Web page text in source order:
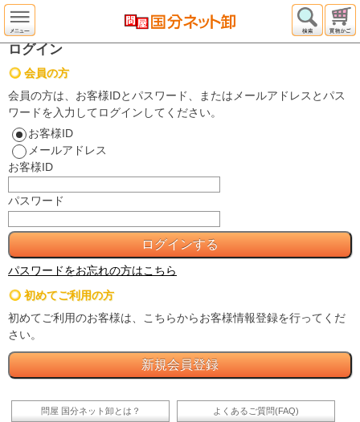
ログイン
会員の方
会員の方は、お客様IDとパスワード、またはメールアドレスとパス
ワードを入力してログインしてください。
お客様ID
メールアドレス
お客様ID
パスワード
パスワードをお忘れの方はこちら
初めてご利用の方
初めてご利用のお客様は、こちらからお客様情報登録を行ってくだ
さい。
問屋 国分ネット卸とは？ よくあるご質問(FAQ)